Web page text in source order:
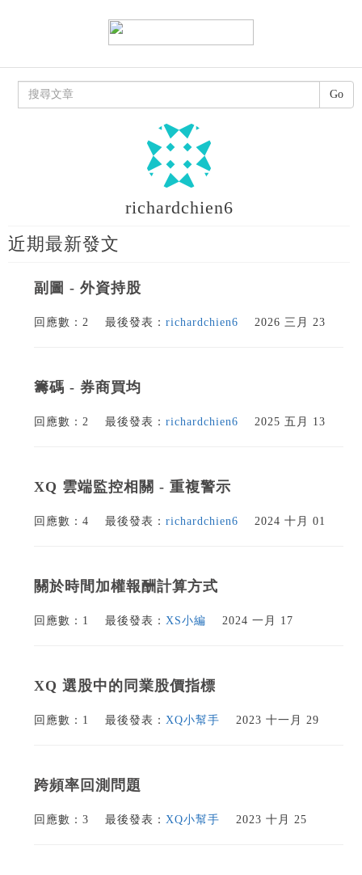
richardchien6
近期最新發文
副圖 - 外資持股
回應數：2 最後發表： richardchien6 2026 三月 23
籌碼 - 券商買均
回應數：2 最後發表： richardchien6 2025 五月 13
XQ 雲端監控相關 - 重複警示
回應數：4 最後發表： richardchien6 2024 十月 01
關於時間加權報酬計算方式
回應數：1 最後發表： XS小編 2024 一月 17
XQ 選股中的同業股價指標
回應數：1 最後發表： XQ小幫手 2023 十一月 29
跨頻率回測問題
回應數：3 最後發表： XQ小幫手 2023 十月 25
Go